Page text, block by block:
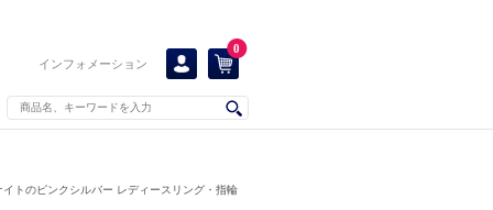
インフォメーション
0
イトのピンクシルバー レディースリング・指輪